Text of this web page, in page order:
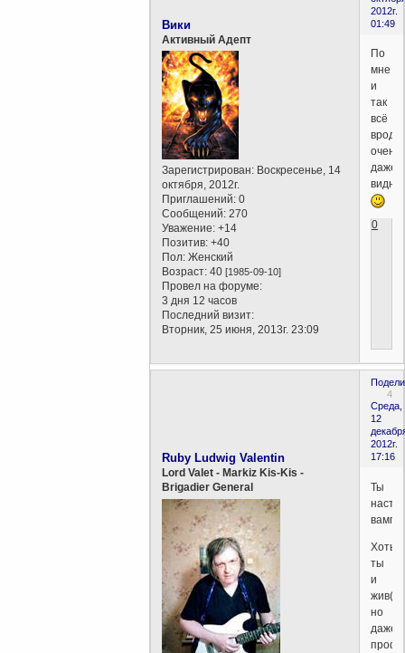
2012г.
01:49
Вики
Активный Адепт
Зарегистрирован: Воскресенье, 14
октября, 2012г.
Приглашений: 0
Сообщений: 270
Уважение: +14
Позитив: +40
Пол: Женский
Возраст: 40[1985-09-10]
Провел на форуме:
3 дня 12 часов
Последний визит:
Вторник, 25 июня, 2013г. 23:09
По
мне
и
так
всё
вроде
очень
даже
видно
0
4
Среда,
12
2012г.
17:16
Ruby Ludwig Valentin
Lord Valet - Markiz Kis-Kis -
Brigadier General
Ты
Хоть
ты
и
жив(а),
но
даже